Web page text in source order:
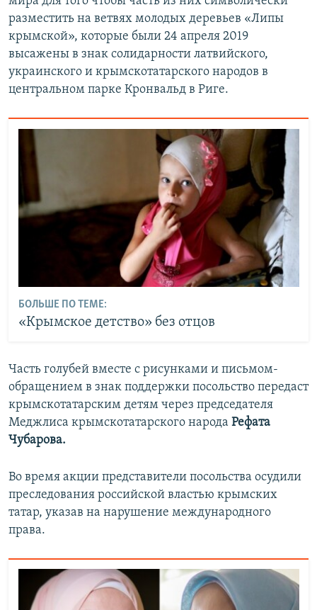
разместить на ветвях молодых деревьев «Липы
крымской», которые были 24 апреля 2019
высажены в знак солидарности латвийского,
украинского и крымскотатарского народов в
центральном парке Кронвальд в Риге.
БОЛЬШЕ ПО ТЕМЕ:
«Крымское детство» без отцов
Часть голубей вместе с рисунками и письмом-
обращением в знак поддержки посольство передаст
крымскотатарским детям через председателя
Меджлиса крымскотатарского народа Рефата
Чубарова.
Во время акции представители посольства осудили
преследования российской властью крымских
татар, указав на нарушение международного
права.